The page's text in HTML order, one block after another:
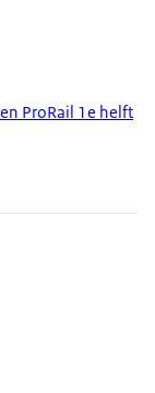
ProRail 1e helft